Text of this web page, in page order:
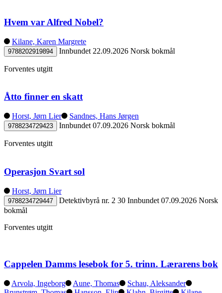
Hvem var Alfred Nobel?
Kilane, Karen Margrete
9788202919894 Innbundet 22.09.2026 Norsk bokmål
Forventes utgitt
Åtto finner en skatt
Horst, Jørn Lier Sandnes, Hans Jørgen
9788234729423 Innbundet 07.09.2026 Norsk bokmål
Forventes utgitt
Operasjon Svart sol
Horst, Jørn Lier
9788234729447 Detektivbyrå nr. 2 30 Innbundet 07.09.2026 Norsk
bokmål
Forventes utgitt
Cappelen Damms lesebok for 5. trinn. Lærarens bok
Arvola, Ingeborg Aune, Thomas
Schau, Aleksander